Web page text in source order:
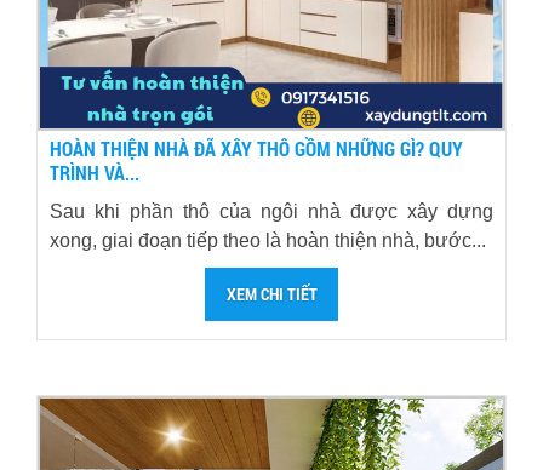
HOÀN THIỆN NHÀ ĐÃ XÂY THÔ GỒM NHỮNG GÌ? QUY
TRÌNH VÀ...
Sau khi phần thô của ngôi nhà được xây dựng
xong, giai đoạn tiếp theo là hoàn thiện nhà, bước...
XEM CHI TIẾT